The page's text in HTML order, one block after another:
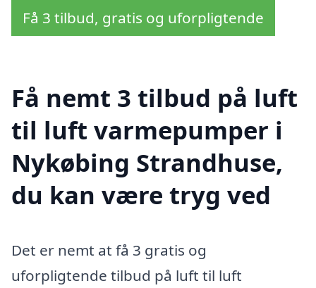
Få 3 tilbud, gratis og uforpligtende
Få nemt 3 tilbud på luft
til luft varmepumper i
Nykøbing Strandhuse,
du kan være tryg ved
Det er nemt at få 3 gratis og
uforpligtende tilbud på luft til luft